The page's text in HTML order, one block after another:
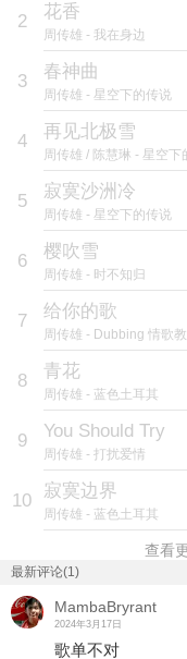
2 花香
周传雄 - 我在身边
3 春神曲
周传雄 - 星空下的传说
4 再见北极雪
周传雄 / 陈慧琳 - 星空下
5 寂寞沙洲冷
周传雄 - 星空下的传说
6 樱吹雪
周传雄 - 时不知归
7 给你的歌
周传雄 - Dubbing 情歌
8 青花
周传雄 - 蓝色土耳其
9 You Should Try
周传雄 - 打扰爱情
10 寂寞边界
周传雄 - 蓝色土耳其
查看
最新评论(1)
MambaBryrant
2024年3月17日
歌单不对